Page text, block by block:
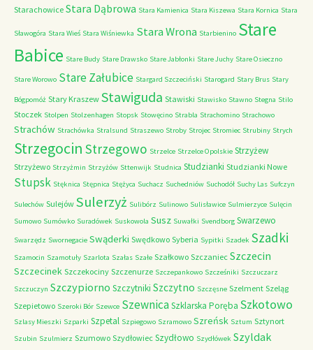
Starachowice Stara Dąbrowa Stara Kamienica Stara Kiszewa Stara Kornica Stara
Sławogóra Stara Wieś Stara Wiśniewka Stara Wrona Starbienino Stare
Babice Stare Budy Stare Drawsko Stare Jabłonki Stare Juchy Stare Osieczno
Stare Worowo Stare Załubice Stargard Szczeciński Starogard Stary Brus Stary
Bógpomóż Stary Kraszew Stawiguda Stawiski Stawisko Stawno Stegna Stilo
Stoczek Stolpen Stolzenhagen Stopsk Stowęcino Strabla Strachomino Strachowo
Strachów Strachówka Stralsund Straszewo Stroby Strojec Stromiec Strubiny Strych
Strzegocin Strzegowo Strzelce Strzelce Opolskie Strzyżew
Strzyżewo Strzyżmin Strzyżów Sttenwijk Studnica Studzianki Studzianki Nowe
Stupsk Stęknica Stępnica Stężyca Suchacz Suchedniów Suchodół Suchy Las Sufczyn
Sulechów Sulejów Sulerzyż Sulibórz Sulinowo Sulisławice Sulmierzyce Sulęcin
Sumowo Sumówko Suradówek Suskowola Susz Suwałki Svendborg Swarzewo
Swarzędz Swornegacie Swąderki Swędkowo Syberia Sypitki Szadek Szadki
Szamocin Szamotuły Szarlota Szałas Szałe Szałkowo Szczaniec Szczecin
Szczecinek Szczekociny Szczenurze Szczepankowo Szcześniki Szczuczarz
Szczuczyn Szczypiorno Szczytniki Szczytno Szczęsne Szelment Szeląg
Szepietowo Szeroki Bór Szewce SzewnicaSzklarska Poręba Szkotowo
Szlasy Mieszki Szparki Szpetal Szpiegowo Szramowo Szreńsk Sztum Sztynort
Szubin Szulmierz Szumowo Szydłowiec Szydłowo Szydłówek Szyldak